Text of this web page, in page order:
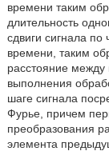
времени таким
длительность
сдвиги сигнала по
времени, таким
расстояние
выполнения
шаге сигнала
Фурье, причем
преобразования
элемента